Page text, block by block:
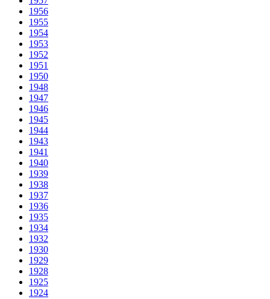
1956
1955
1954
1953
1952
1951
1950
1948
1947
1946
1945
1944
1943
1941
1940
1939
1938
1937
1936
1935
1934
1932
1930
1929
1928
1925
1924